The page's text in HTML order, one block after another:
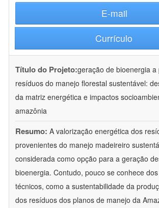
E-mail
Currículo
Título do Projeto:geração de bioenergia a
resíduos do manejo florestal sustentável:
da matriz energética e impactos
amazônia
Resumo: A valorização energética dos
provenientes do manejo madeireiro
considerada como opção para a geração
bioenergia. Contudo, pouco se conhece
técnicos, como a sustentabilidade da
dos resíduos dos planos de manejo da